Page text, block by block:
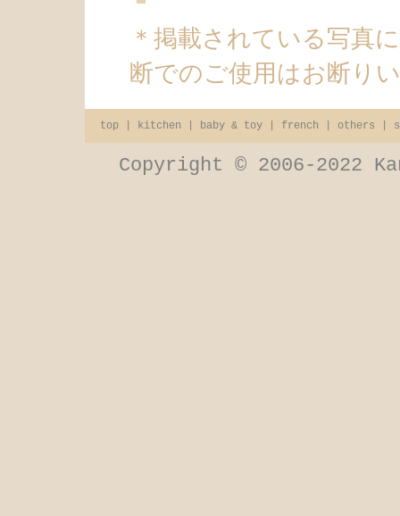
＊掲載されている写真
断でのご使用はお断り
top kitchen baby & toy french others
Copyright © 2006-2022